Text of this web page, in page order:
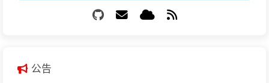
公告